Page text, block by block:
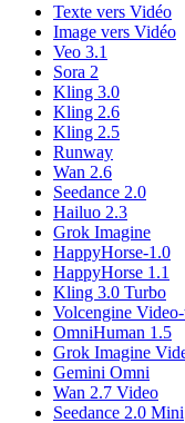
Texte vers Vidéo
Image vers Vidéo
Veo 3.1
Sora 2
Kling 3.0
Kling 2.6
Kling 2.5
Runway
Wan 2.6
Seedance 2.0
Hailuo 2.3
Grok Imagine
HappyHorse-1.0
HappyHorse 1.1
Kling 3.0 Turbo
Volcengine
OmniHuman 1.5
Grok Imagine
Gemini Omni
Wan 2.7 Video
Seedance 2.0 Mini